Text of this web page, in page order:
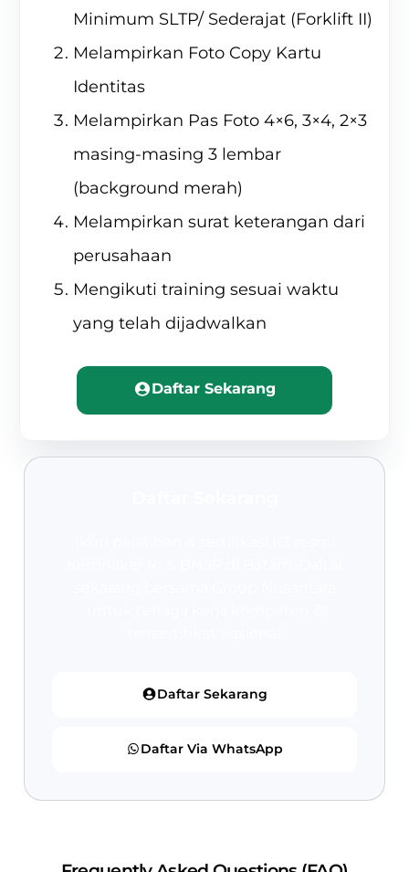
Minimum SLTP/ Sederajat (Forklift II)
Melampirkan Foto Copy Kartu
Identitas
Melampirkan Pas Foto 4×6, 3×4, 2×3
masing-masing 3 lembar
(background merah)
Melampirkan surat keterangan dari
perusahaan
Mengikuti training sesuai waktu
yang telah dijadwalkan
Daftar Sekarang
Daftar Sekarang
Daftar Via WhatsApp